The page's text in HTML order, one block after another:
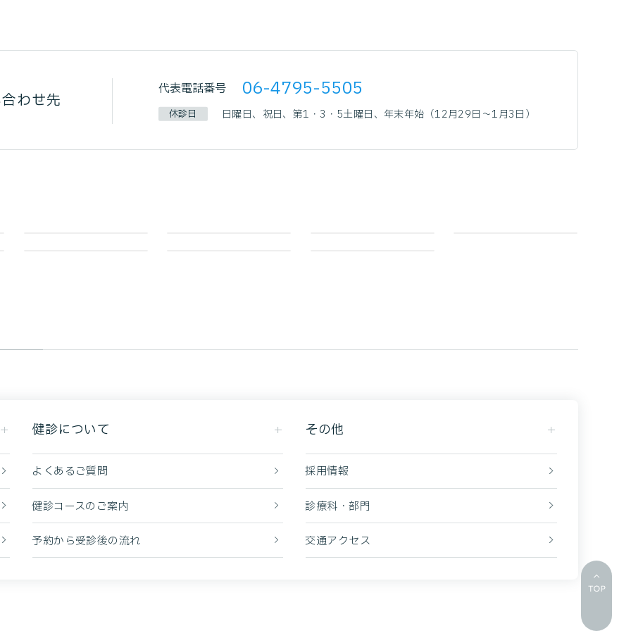
わせ先
代表電話番号 06-4795-5505
休診日 日曜日、祝日、第1・3・5土曜日、年末年始（12月29日～1月3日）
健診について
よくあるご質問
健診コースのご案内
予約から受診後の流れ
その他
採用情報
診療科・部門
交通アクセス